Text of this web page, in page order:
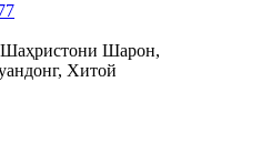
Шарон,
Хитой